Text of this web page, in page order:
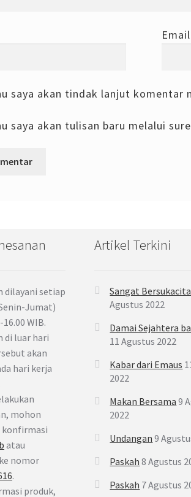
Email
saya akan tindak lanjut komentar
saya akan tulisan baru melalui
dilayani setiap
Jumat)
WIB.
di luar hari
akan
hari kerja
mohon
konfirmasi
atau
nomor
.
produk,
Artikel Terkini
Sangat Bersukacita
Agustus 2022
Damai Sejahtera
11 Agustus 2022
Kabar dari Emaus
2022
Makan Bersama 9
2022
Undangan 9
Paskah 8 Agustus
Paskah 7 Agustus